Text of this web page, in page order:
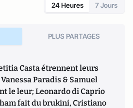
24 Heures 7 Jours
PLUS PARTAGES
Casta étrennent leurs
Paradis & Samuel
le leur; Leonardo di Caprio
fait du brukini, Cristiano